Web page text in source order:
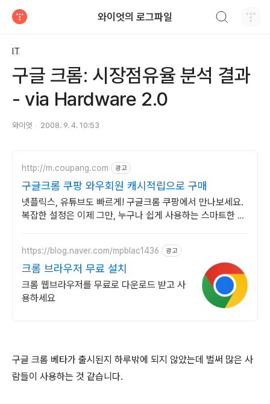
와이엇의 로그파일
IT
구글 크롬: 시장점유율 분석 결과
- via Hardware 2.0
와이엇 2008. 9. 4. 10:53
http://m.coupang.com 광고
구글크롬 쿠팡 와우회원 캐시적립으로 구매
넷플릭스, 유튜브도 빠르게! 구글크롬 쿠팡에서 만나보세요.
복잡한 설정은 이제 그만, 누구나 쉽게 사용하는 스마트한 즐
https://blog.naver.com/mpblac1436 광고
크롬 브라우저 무료 설치
크롬 웹브라우저를 무료로 다운로드 받고 사
용하세요
구글 크롬 베타가 출시된지 하루밖에 되지 않았는데 벌써 많은 사
람들이 사용하는 것 같습니다.